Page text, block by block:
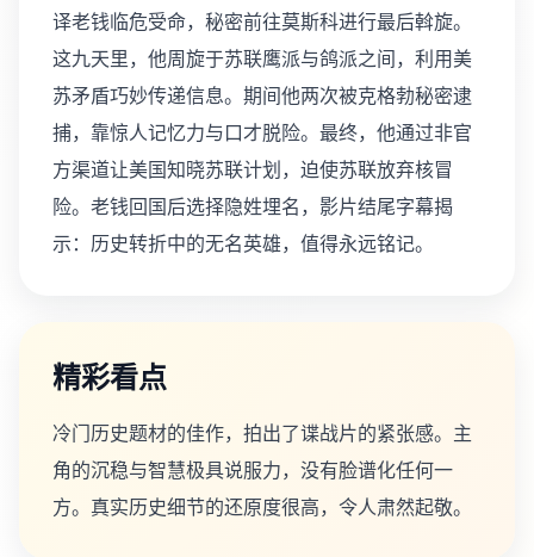
译老钱临危受命，秘密前往莫斯科进行最后斡旋。
这九天里，他周旋于苏联鹰派与鸽派之间，利用美
苏矛盾巧妙传递信息。期间他两次被克格勃秘密逮
捕，靠惊人记忆力与口才脱险。最终，他通过非官
方渠道让美国知晓苏联计划，迫使苏联放弃核冒
险。老钱回国后选择隐姓埋名，影片结尾字幕揭
示：历史转折中的无名英雄，值得永远铭记。
精彩看点
冷门历史题材的佳作，拍出了谍战片的紧张感。主
角的沉稳与智慧极具说服力，没有脸谱化任何一
方。真实历史细节的还原度很高，令人肃然起敬。